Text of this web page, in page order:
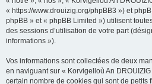
« https://www.drouizig.org/phpBB3 ») et
phpBB » et « phpBB Limited ») utilisent
des sessions d’utilisation de votre part
informations »).
Vos informations sont collectées de deux
en naviguant sur « Korvigelloù An
certain nombre de cookies qui sont de petits